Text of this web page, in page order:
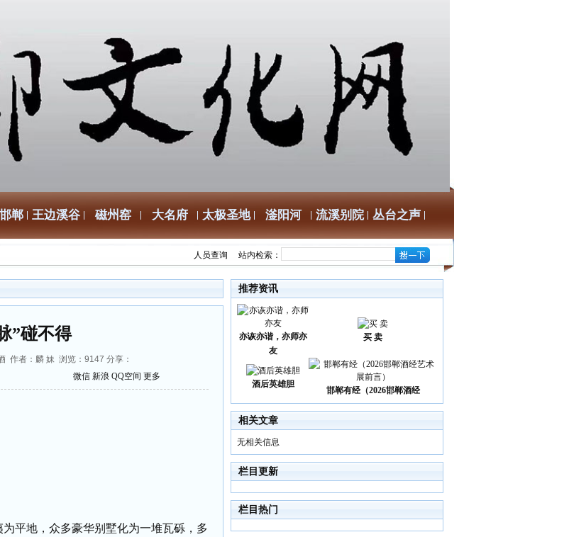
郸 王边溪谷 磁州窑 大名府 太极圣地 滏阳河 流溪别院 丛台之声
人员查询 站内检索：
”碰不得
作者：麟 妹 浏览： 9147 分享：
微信 新浪 QQ空间 更多
平地，众多豪华别墅化为一堆瓦砾，多
推荐资讯
亦诙亦谐，亦师亦
友
买 卖
酒后英雄胆
邯郸有经（2026邯郸酒经
相关文章
无相关信息
栏目更新
栏目热门